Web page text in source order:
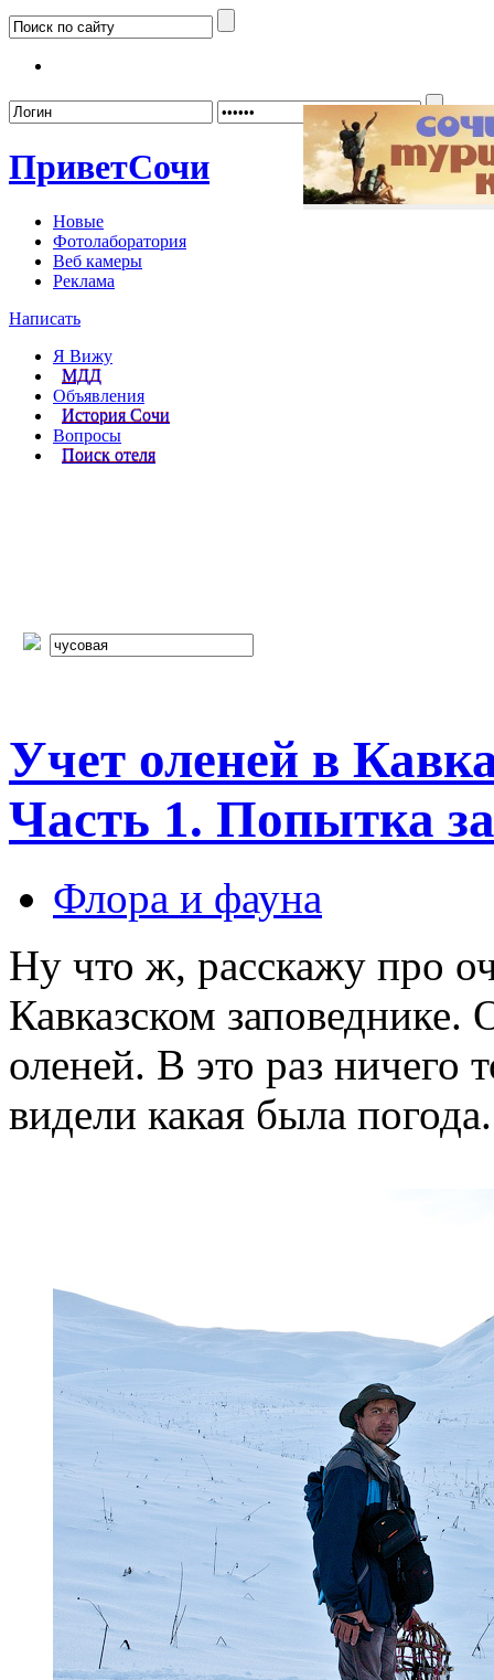
ПриветСочи
Новые
Фотолаборатория
Веб камеры
Реклама
Написать
Я Вижу
МДД
Объявления
История Сочи
Вопросы
Поиск отеля
Учет оленей в
Часть 1. Попытка
Флора и фауна
Ну что ж, расскажу про
Кавказском
оленей. В это раз ничего
видели какая была